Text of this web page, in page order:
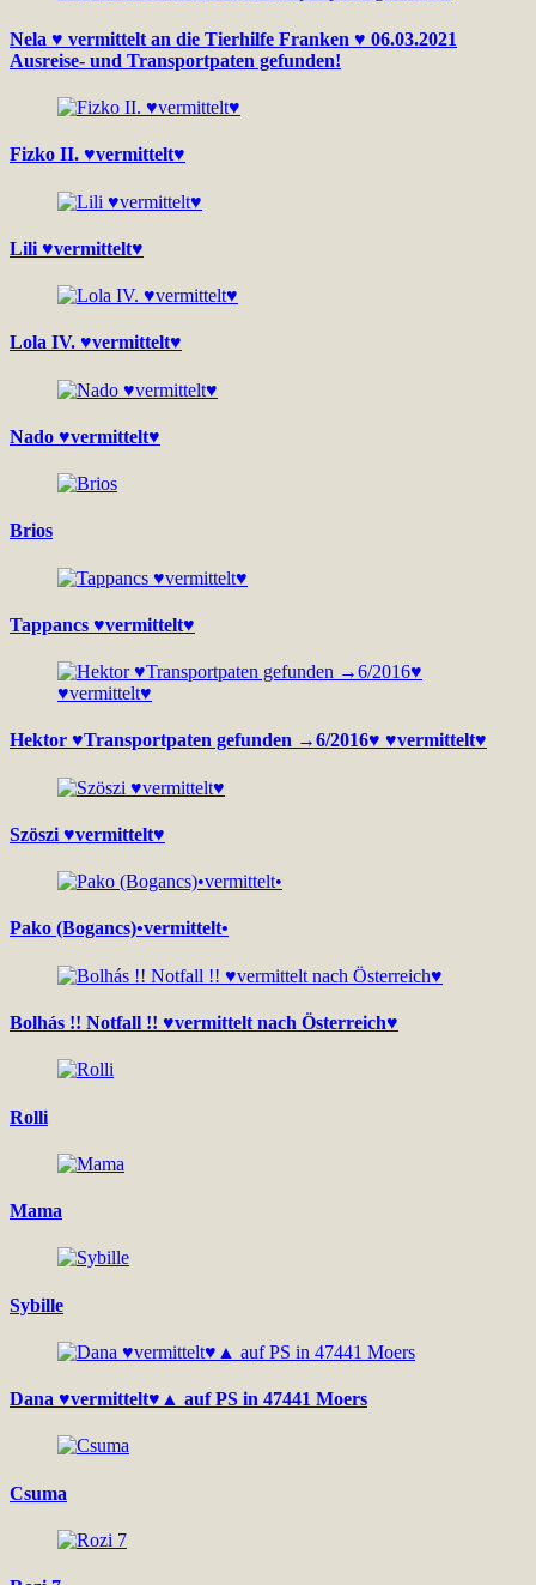
Nela ♥ vermittelt an die Tierhilfe Franken ♥ 06.03.2021
Ausreise- und Transportpaten gefunden!
Fizko II. ♥vermittelt♥
Lili ♥vermittelt♥
Lola IV. ♥vermittelt♥
Nado ♥vermittelt♥
Brios
Tappancs ♥vermittelt♥
Hektor ♥Transportpaten gefunden →6/2016♥ ♥vermittelt♥
Szöszi ♥vermittelt♥
Pako (Bogancs)•vermittelt•
Bolhás !! Notfall !! ♥vermittelt nach Österreich♥
Rolli
Mama
Sybille
Dana ♥vermittelt♥▲ auf PS in 47441 Moers
Csuma